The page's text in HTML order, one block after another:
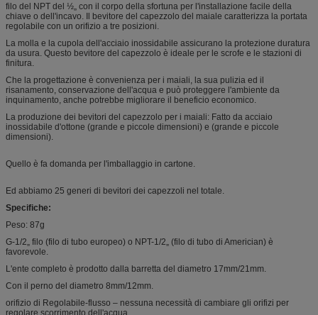
filo del NPT del ½„ con il corpo della sfortuna per l'installazione facile della
chiave o dell'incavo. Il bevitore del capezzolo del maiale caratterizza la portata
regolabile con un orifizio a tre posizioni.
La molla e la cupola dell'acciaio inossidabile assicurano la protezione duratura
da usura. Questo bevitore del capezzolo è ideale per le scrofe e le stazioni di
finitura.
Che la progettazione è convenienza per i maiali, la sua pulizia ed il
risanamento, conservazione dell'acqua e può proteggere l'ambiente da
inquinamento, anche potrebbe migliorare il beneficio economico.
La produzione dei bevitori del capezzolo per i maiali: Fatto da acciaio
inossidabile d'ottone (grande e piccole dimensioni) e (grande e piccole
dimensioni).
Quello è fa domanda per l'imballaggio in cartone.
Ed abbiamo 25 generi di bevitori dei capezzoli nel totale.
Specifiche:
Peso: 87g
G-1/2„ filo (filo di tubo europeo) o NPT-1/2„ (filo di tubo di Americian) è
favorevole.
L'ente completo è prodotto dalla barretta del diametro 17mm/21mm.
Con il perno del diametro 8mm/12mm.
orifizio di Regolabile-flusso – nessuna necessità di cambiare gli orifizi per
regolare scorrimento dell'acqua